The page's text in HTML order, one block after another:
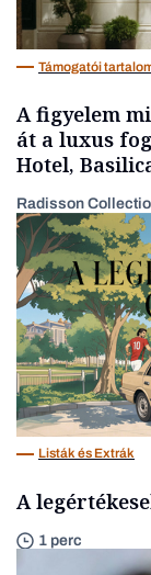
Támogatói
A figyelem
át a luxus
Hotel,
Radisson
Listák és Extrák
A
1 perc